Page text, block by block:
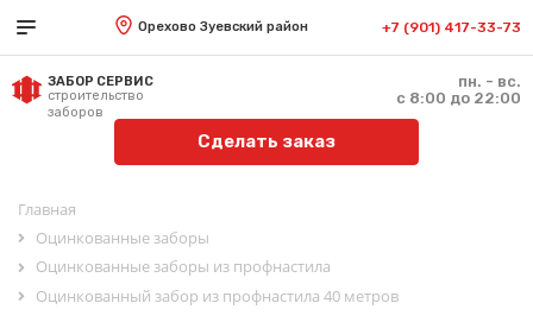
Орехово Зуевский район +7 (901) 417-33-73
ЗАБОР СЕРВИС
строительство
заборов
пн. - вс.
с 8:00 до 22:00
Сделать заказ
Главная
Оцинкованные заборы
Оцинкованные заборы из профнастила
Оцинкованный забор из профнастила 40 метров